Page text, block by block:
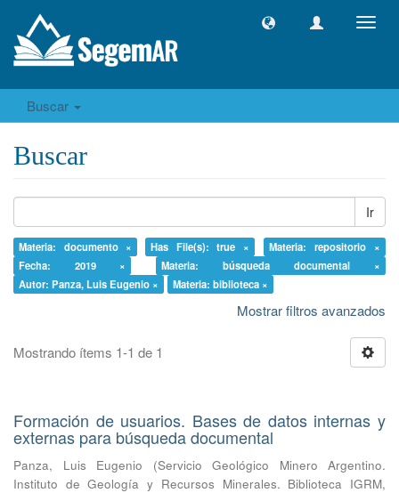
Buscar
Buscar
Ir
Materia: documento × Has File(s): true ×
Materia: repositorio ×
Fecha: 2019 ×
Materia: búsqueda documental ×
Autor: Panza, Luis Eugenio ×
Materia: biblioteca ×
Mostrar filtros avanzados
Mostrando ítems 1-1 de 1
Formación de usuarios. Bases de datos internas y
externas para búsqueda documental
Panza, Luis Eugenio (Servicio Geológico Minero Argentino.
Instituto de Geología y Recursos Minerales. Biblioteca IGRM,